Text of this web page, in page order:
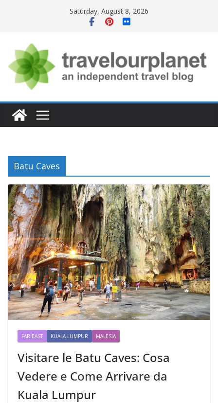
Saturday, August 8, 2026
Batu Caves
FAR EAST KUALA LUMPUR MALESIA
Visitare le Batu Caves: Cosa
Vedere e Come Arrivare da
Kuala Lumpur